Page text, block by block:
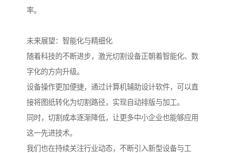
率。
未来展望：智能化与精细化
随着科技的不断进步，激光切割设备正朝着智能化、数
字化的方向升级。
设备操作更加便捷，通过计算机辅助设计软件，可以直
接将图纸转化为切割路径，实现自动排版与加工。
同时，切割成本逐渐降低，让更多中小企业也能够应用
这一先进技术。
我们也在持续关注行业动态，不断引入新型设备与工